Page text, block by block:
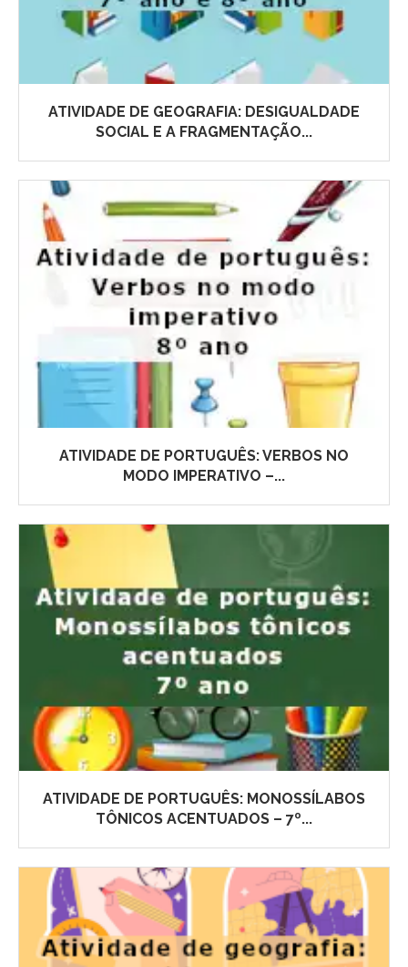
ATIVIDADE DE GEOGRAFIA: DESIGUALDADE
SOCIAL E A FRAGMENTAÇÃO...
ATIVIDADE DE PORTUGUÊS: VERBOS NO
MODO IMPERATIVO –...
ATIVIDADE DE PORTUGUÊS: MONOSSÍLABOS
TÔNICOS ACENTUADOS – 7º...